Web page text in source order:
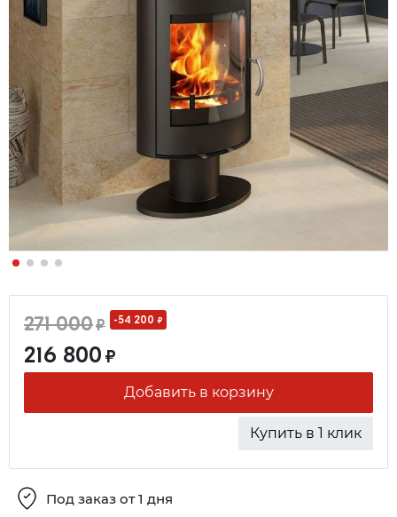
271 000₽ -54 200 ₽
216 800 ₽
Добавить в корзину
Купить в 1 клик
Под заказ от 1 дня